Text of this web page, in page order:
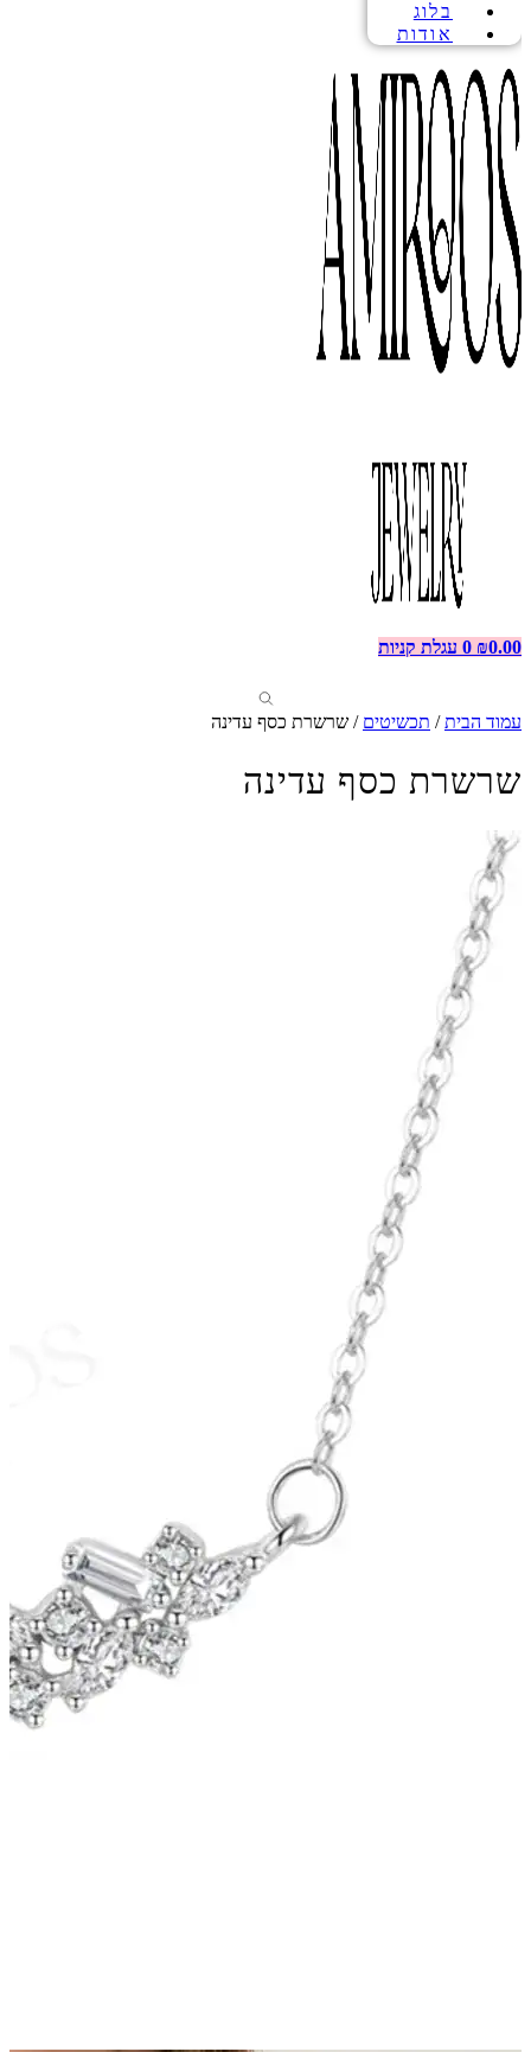
בלוג
אודות
₪0.00
0 עגלת קניות
עמוד הבית/ תכשיטים / שרשרת כסף עדינה
שרשרת כסף עדינה